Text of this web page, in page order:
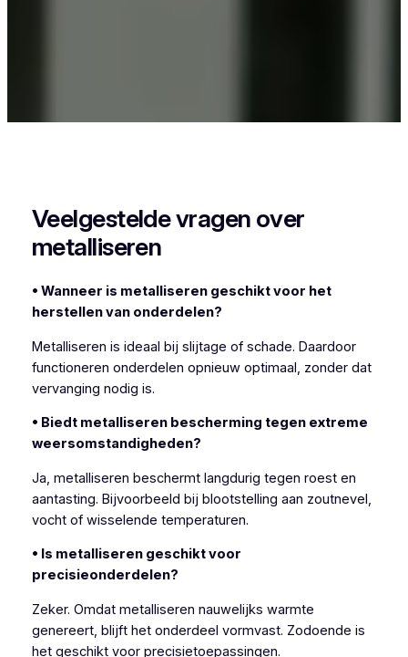
Veelgestelde vragen over
metalliseren
• Wanneer is metalliseren geschikt voor het
herstellen van onderdelen?
Metalliseren is ideaal bij slijtage of schade. Daardoor
functioneren onderdelen opnieuw optimaal, zonder dat
vervanging nodig is.
• Biedt metalliseren bescherming tegen extreme
weersomstandigheden?
Ja, metalliseren beschermt langdurig tegen roest en
aantasting. Bijvoorbeeld bij blootstelling aan zoutnevel,
vocht of wisselende temperaturen.
• Is metalliseren geschikt voor
precisieonderdelen?
Zeker. Omdat metalliseren nauwelijks warmte
genereert, blijft het onderdeel vormvast. Zodoende is
het geschikt voor precisietoepassingen.